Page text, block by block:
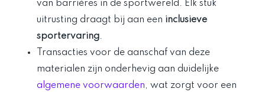
van barrières in de sportwereld. Elk stuk
uitrusting draagt bij aan een inclusieve
sportervaring.
Transacties voor de aanschaf van deze
materialen zijn onderhevig aan duidelijke
algemene voorwaarden, wat zorgt voor een